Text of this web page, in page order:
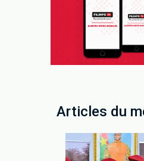
Articles du